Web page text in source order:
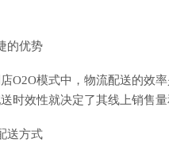
的优势
模式中，物流配送的效率
时效性就决定了其线上销售量
送方式